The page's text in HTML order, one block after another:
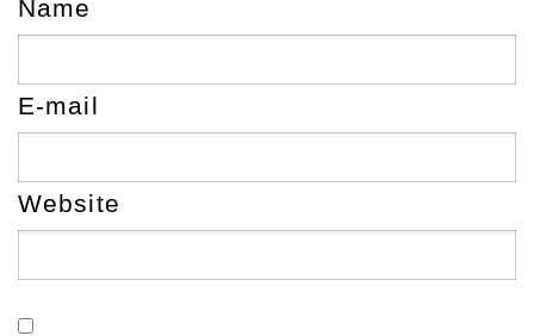
Name
E-mail
Website